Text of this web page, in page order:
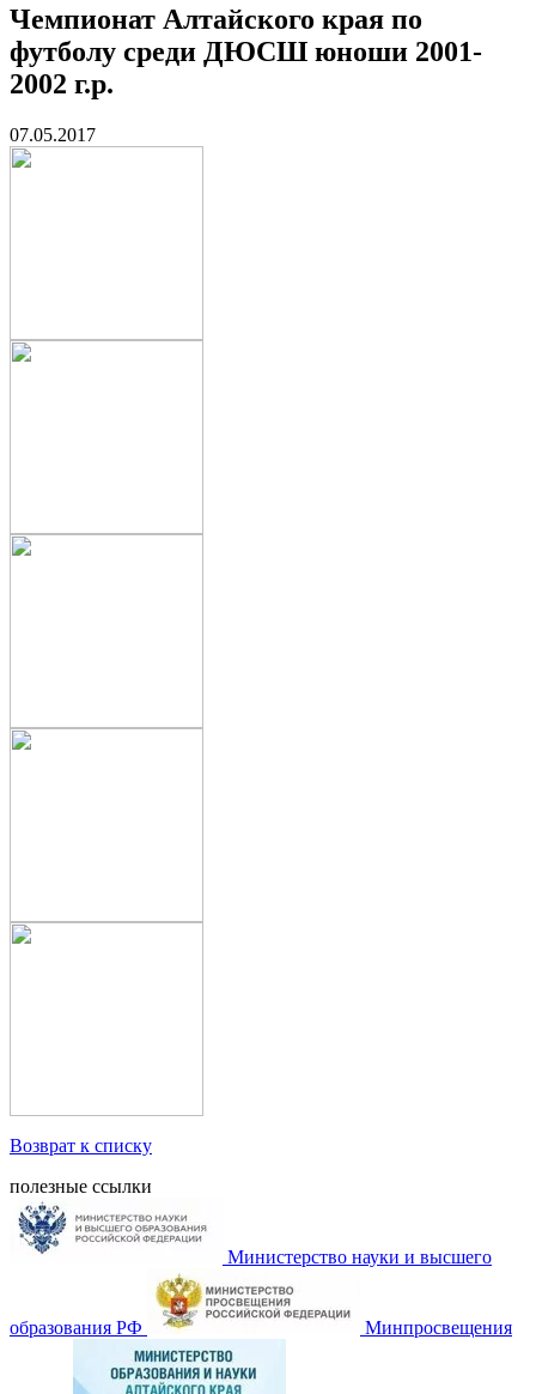
Чемпионат Алтайского края по
футболу среди ДЮСШ юноши 2001-
2002 г.р.
07.05.2017
Возврат к списку
полезные ссылки
Министерство науки и высшего
образования РФ Минпросвещения